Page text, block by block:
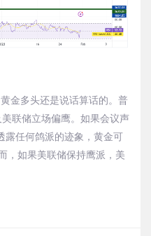
金多头还是说话算话的。普
联储立场偏鹰。如果会议声
露任何鸽派的迹象，黄金可
，如果美联储保持鹰派，美